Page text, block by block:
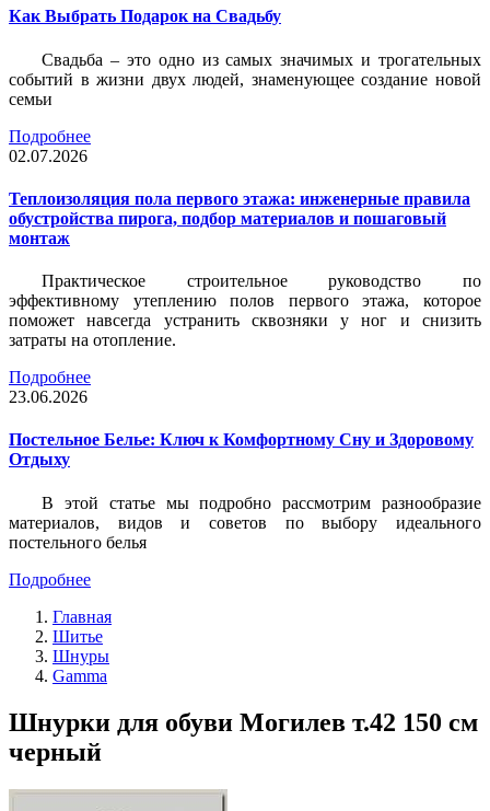
Как Выбрать Подарок на Свадьбу
Свадьба – это одно из самых значимых и трогательных
событий в жизни двух людей, знаменующее создание новой
семьи
Подробнее
02.07.2026
Теплоизоляция пола первого этажа: инженерные правила
обустройства пирога, подбор материалов и пошаговый
монтаж
Практическое строительное руководство по
эффективному утеплению полов первого этажа, которое
поможет навсегда устранить сквозняки у ног и снизить
затраты на отопление.
Подробнее
23.06.2026
Постельное Белье: Ключ к Комфортному Сну и Здоровому
Отдыху
В этой статье мы подробно рассмотрим разнообразие
материалов, видов и советов по выбору идеального
постельного белья
Подробнее
Главная
Шитье
Шнуры
Gamma
Шнурки для обуви Могилев т.42 150 см
черный